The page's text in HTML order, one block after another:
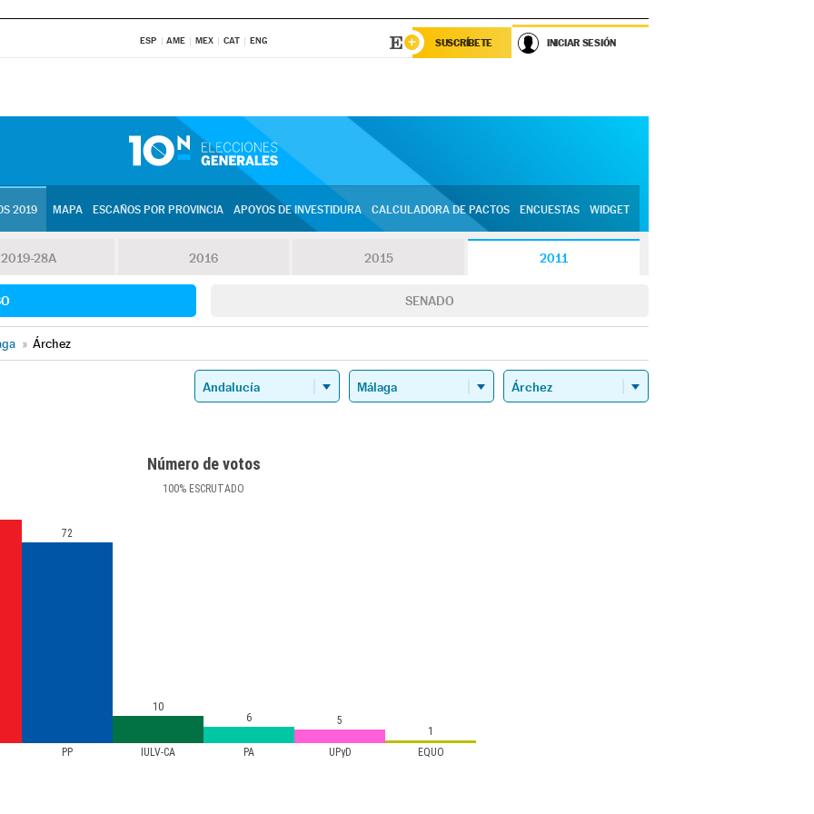
ESP AME MEX CAT ENG SUSCRÍBETE INICIAR SESIÓN
2019 MAPA ESCAÑOS POR PROVINCIA APOYOS DE INVESTIDURA CALCULADORA DE PACTOS ENCUESTAS WIDGET
2019-28A 2016 2015 2011
SENADO
» Árchez
Número de votos
100% ESCRUTADO
PP IULV-CA PA UPyD EQUO
72
10
6
5
1